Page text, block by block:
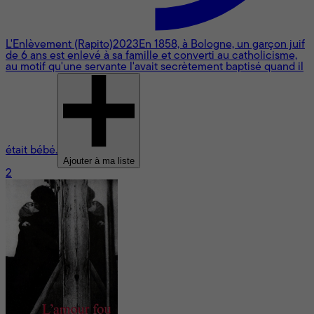
L'Enlèvement (Rapito)2023 En 1858, à Bologne, un garçon juif
de 6 ans est enlevé à sa famille et converti au catholicisme,
au motif qu'une servante l'avait secrètement baptisé quand il
était bébé.
Ajouter à ma liste
2